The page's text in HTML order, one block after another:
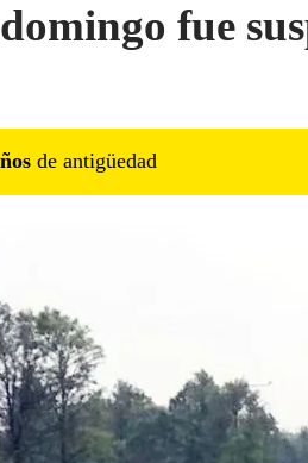
fue
s de antigüedad